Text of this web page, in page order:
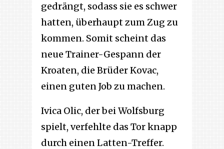
gedrängt, sodass sie es schwer
hatten, überhaupt zum Zug zu
kommen. Somit scheint das
neue Trainer-Gespann der
Kroaten, die Brüder Kovac,
einen guten Job zu machen.
Ivica Olic, der bei Wolfsburg
spielt, verfehlte das Tor knapp
durch einen Latten-Treffer.